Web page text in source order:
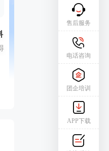
售后服务
电话咨询
团企培训
APP下载